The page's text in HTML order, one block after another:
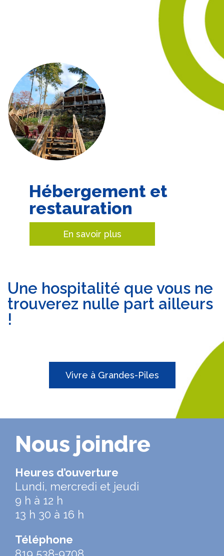
Hébergement et
restauration
En savoir plus
Une hospitalité que vous ne
trouverez nulle part ailleurs
!
Vivre à Grandes-Piles
Nous joindre
Heures d’ouverture
Lundi, mercredi et jeudi
9 h à 12 h
13 h 30 à 16 h
Téléphone